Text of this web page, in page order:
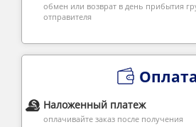
обмен или возврат в день прибытия
отправителя
Наложенный платеж
оплачивайте заказ после получения